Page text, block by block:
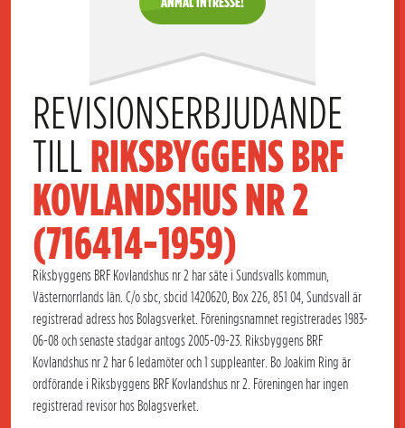
REVISIONSERBJUDANDE
TILL RIKSBYGGENS BRF
KOVLANDSHUS NR 2
(716414-1959)
Riksbyggens BRF Kovlandshus nr 2 har säte i Sundsvalls kommun,
Västernorrlands län. C/o sbc, sbcid 1420620, Box 226, 851 04, Sundsvall är
registrerad adress hos Bolagsverket. Föreningsnamnet registrerades 1983-
06-08 och senaste stadgar antogs 2005-09-23. Riksbyggens BRF
Kovlandshus nr 2 har 6 ledamöter och 1 suppleanter. Bo Joakim Ring är
ordförande i Riksbyggens BRF Kovlandshus nr 2. Föreningen har ingen
registrerad revisor hos Bolagsverket.